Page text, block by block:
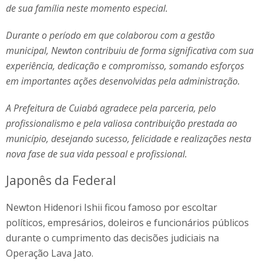
de sua família neste momento especial.
Durante o período em que colaborou com a gestão
municipal, Newton contribuiu de forma significativa com sua
experiência, dedicação e compromisso, somando esforços
em importantes ações desenvolvidas pela administração.
A Prefeitura de Cuiabá agradece pela parceria, pelo
profissionalismo e pela valiosa contribuição prestada ao
município, desejando sucesso, felicidade e realizações nesta
nova fase de sua vida pessoal e profissional.
Japonês da Federal
Newton Hidenori Ishii ficou famoso por escoltar
políticos, empresários, doleiros e funcionários públicos
durante o cumprimento das decisões judiciais na
Operação Lava Jato.